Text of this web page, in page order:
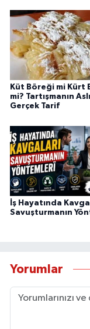
Küt Böreği mi Kürt
mi? Tartışmanın
Gerçek Tarif
İş Hayatında
Savuşturmanın
Yorumlar